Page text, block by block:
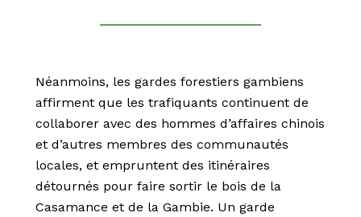
Néanmoins, les gardes forestiers gambiens
affirment que les trafiquants continuent de
collaborer avec des hommes d’affaires chinois
et d’autres membres des communautés
locales, et empruntent des itinéraires
détournés pour faire sortir le bois de la
Casamance et de la Gambie. Un garde